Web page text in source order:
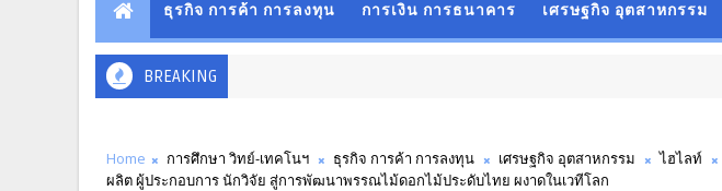
ธุรกิจ การค้า การลงทุน การเงิน การธนาคาร เศรษฐกิจ อุตสาหกรรม
BREAKING
Home การศึกษา วิทย์-เทคโนฯ ธุรกิจ การค้า การลงทุน เศรษฐกิจ อุตสาหกรรม ไฮไลท์
ผลิต ผู้ประกอบการ นักวิจัย สู่การพัฒนาพรรณไม้ดอกไม้ประดับไทย ผงาดในเวทีโลก